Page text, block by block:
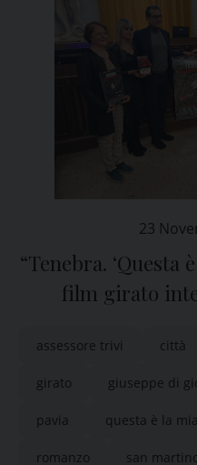
23
“Tenebra. ‘Questa
film girato
assessore trivi città
girato giuseppe di
pavia questa è la
romanzo san